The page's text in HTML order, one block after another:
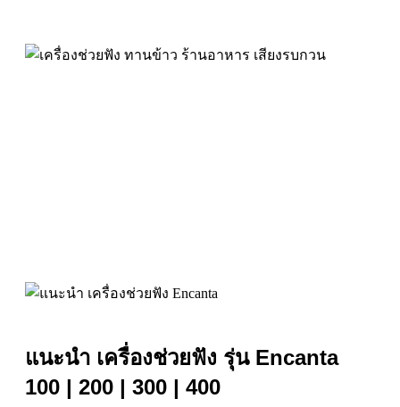
แนะนำ เครื่องช่วยฟัง รุ่น Encanta
100 | 200 | 300 | 400